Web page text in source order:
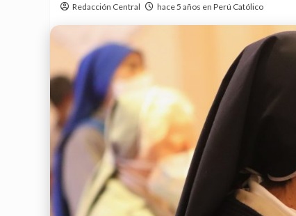
Redacción Central hace 5 años en Perú Católico